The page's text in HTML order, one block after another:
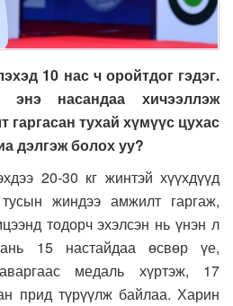
10 нас ч оройтдог гэдэг.
энэ насандаа хичээллэж
гаргасан тухай хүмүүс цухас
дэлгэж болох уу?
20-30 кг жинтэй хүүхдүүд
жиндээ амжилт гаргаж,
тодорч эхэлсэн нь үнэн л
15 настайдаа өсвөр үе,
медаль хүртэж, 17
прид түрүүлж байлаа. Харин